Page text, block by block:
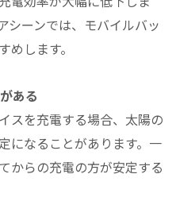
シーンでは、モバイルバッ
します。
ある
スを充電する場合、太陽の
になることがあります。一
からの充電の方が安定する